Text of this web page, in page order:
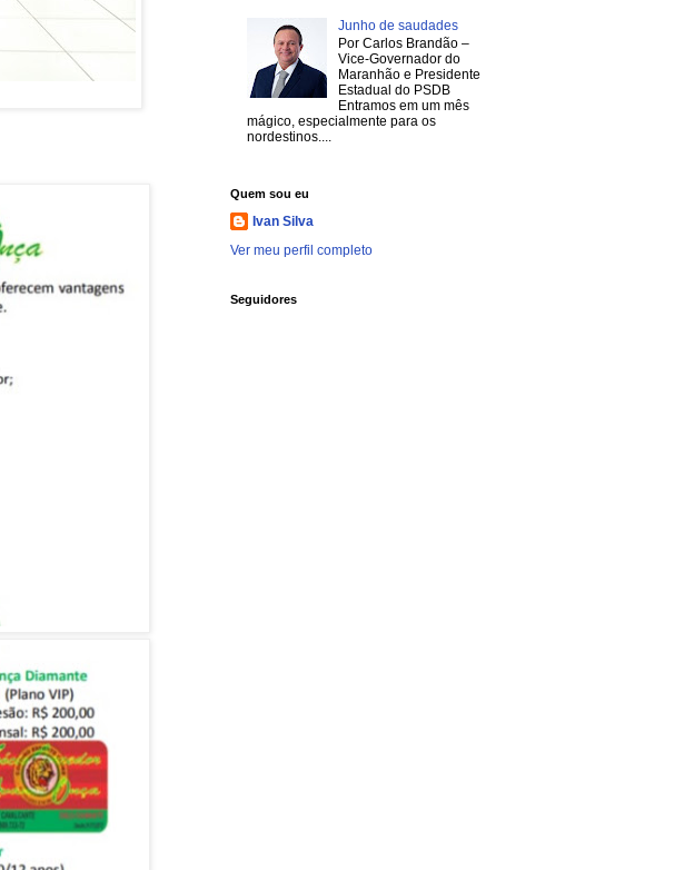
Junho de saudades
Por Carlos Brandão –
Vice-Governador do
Maranhão e Presidente
Estadual do PSDB
Entramos em um mês
mágico, especialmente para os
nordestinos....
Quem sou eu
Ivan Silva
Ver meu perfil completo
Seguidores